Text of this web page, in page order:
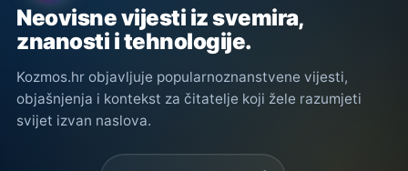
Neovisne vijesti iz svemira,
znanosti i tehnologije.
Kozmos.hr objavljuje popularnoznanstvene vijesti,
objašnjenja i kontekst za čitatelje koji žele razumjeti
svijet izvan naslova.